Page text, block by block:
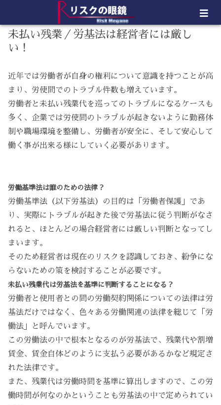
未払い残業／労基法は経営者には厳し
い！
近年では労働者が自身の権利について意識を持つことが高
まり、労使間でのトラブル件数も増えています。
労働者と未払い残業代を巡ってのトラブルになるケースも
多く、企業では労使間のトラブルが起きないように勤務体
制や職場環境を整備し、労働者が安全に、そして安心して
働く事が出来る様にしていく必要があります。
労働基準法は誰のための法律？
労働基準法（以下労基法）の目的は「労働者保護」であ
り、実際にトラブルが起きた後で労基法に従う判断がなさ
れると、ほとんどの場合経営者には厳しい判断となってし
まいます。
そのため経営者は現在のリスクを認識しておき、紛争にな
らないための策を検討することが必要です。
未払い残業代は労基法を基準に判断することになる？
労働者と使用者との間の労働契約関係についての法律は労
基法だけではなく、色々ある労働関連の法律を総じて「労
働法」と呼んでいます。
この労働法の中で根本となるのが労基法で、残業代や割増
賃金、賃金自体どのように支払う必要があるかなど規定さ
れた法律です。
また、残業代は労働時間を基準に算出しますので、この労
働時間が何なのかということも労基法の中で定められてい